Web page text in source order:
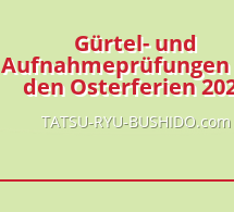
Gürtel- und
den Osterferien
TATSU-RYU-BUSHIDO.com